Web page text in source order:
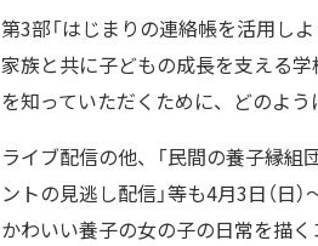
第3部「はじまりの連絡帳を活用しよ
家族と共に子どもの成長を支える
を知っていただくために、どのよう
ライブ配信の他、「民間の養子縁組
ントの見逃し配信」等も4月3日（日
かわいい養子の女の子の日常を描く